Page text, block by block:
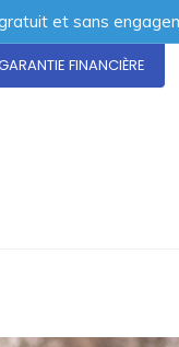
et sans
FINANCIÈRE